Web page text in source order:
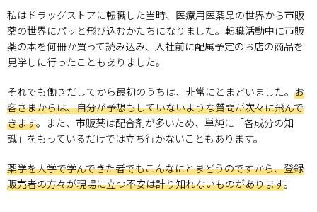
私はドラッグストアに転職した当時、医療用医薬品の世界から市販
薬の世界にパッと飛び込むかたちになりました。転職活動中に市販
薬の本を何冊か買って読み込み、入社前に配属予定のお店の商品を
見学しに行ったこともありました。
それでも働きだしてから最初のうちは、非常にとまどいました。 お
客さまからは、自分が予想もしていないような質問が次々に飛んで
きます。また、市販薬は配合剤が多いため、単純に「各成分の知
識」をもっているだけでは立ち行かないこともあります。
薬学を大学で学んできた者でもこんなにとまどうのですから、登録
販売者の方々が現場に立つ不安は計り知れないものがあります。